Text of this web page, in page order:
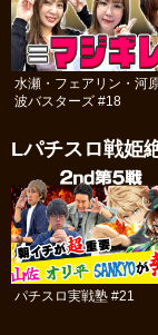
水瀬・フェアリン・河
波バスターズ #18
Lパチスロ戦姫
パチスロ実戦塾 #21